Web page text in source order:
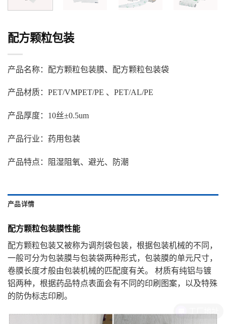
配方颗粒包装
产品名称：配方颗粒包装膜、配方颗粒包装袋
产品材质：PET/VMPET/PE 、PET/AL/PE
产品厚度：10丝±0.5um
产品行业：药用包装
产品特点：阻湿阻氧、避光、防潮
产品详情
配方颗粒包装膜性能
配方颗粒包装又被称为调剂袋包装，根据包装机械的不同，
一般可分为包装膜与包装袋两种形式，包装膜的单元尺寸，
卷膜长度才般由包装机械的匹配度有关。 材质有纯铝与镀
铝两种，根据药品特点表面会有不同的印刷图案，以及特殊
的防伪标志印刷。